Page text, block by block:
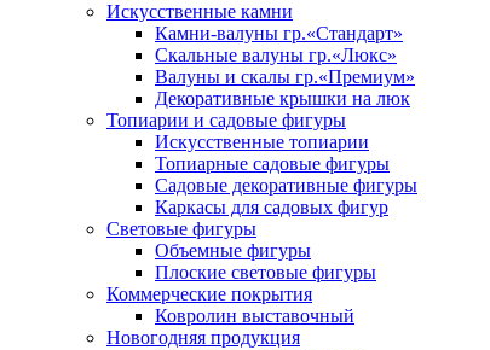
Искусственные камни
Камни-валуны гр.«Стандарт»
Скальные валуны гр.«Люкс»
Валуны и скалы гр.«Премиум»
Декоративные крышки на люк
Топиарии и садовые фигуры
Искусственные топиарии
Топиарные садовые фигуры
Садовые декоративные фигуры
Каркасы для садовых фигур
Световые фигуры
Объемные фигуры
Плоские световые фигуры
Коммерческие покрытия
Ковролин выставочный
Новогодняя продукция